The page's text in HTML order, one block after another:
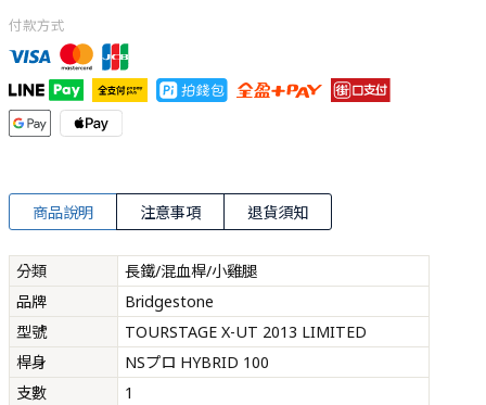
付款方式
商品說明 注意事項 退貨須知
分類
長鐵/混血桿/小雞腿
品牌
Bridgestone
型號
TOURSTAGE X-UT 2013 LIMITED
桿身
NSプロ HYBRID 100
支數
1